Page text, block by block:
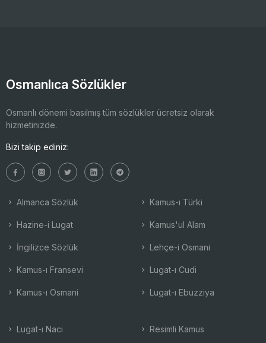
Osmanlıca Sözlükler
Osmanlı dönemi basılmış tüm sözlükler ücretsiz olarak
hizmetinizde.
Bizi takip ediniz:
Almanca Sözlük
Hazine-i Lugat
İngilizce Sözlük
Kamus-ı Fransevi
Kamus-ı Osmani
Kamus-ı Türki
Kamus'ul Alam
Lehçe-i Osmani
Lugat-ı Cudi
Lugat-ı Ebuzziya
Lugat-ı Naci Resimli Kamus